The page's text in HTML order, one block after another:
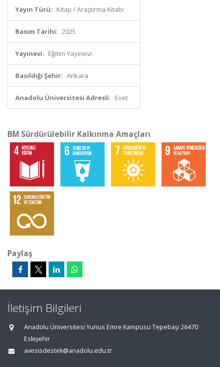
Yayın Türü: Kitap / Araştırma Kitabı
Basım Tarihi: 2025
Yayınevi: Eğitim Yayınevi
Basıldığı Şehir: Ankara
Anadolu Üniversitesi Adresli: Evet
BM Sürdürülebilir Kalkınma Amaçları
Paylaş
İletişim Bilgileri
Anadolu Üniversitesi Yunus Emre Kampüsü Tepebaşı 26470
Eskişehir
avesisdestek@anadolu.edu.tr